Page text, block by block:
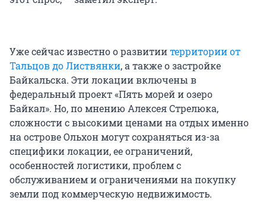
Уже сейчас известно о развитиитерритории от
Тальцов до Листвянки, а также о застройке
Байкальска. Эти локации включены в
федеральный проект «Пять морей и озеро
Байкал». Но, по мнению Алексея Стрелюка,
сложности с высокими ценами на отдых именно
на острове Ольхон могут сохраняться из-за
специфики локации, ее ограничений,
особенностей логистики, проблем с
обслуживанием и ограничениями на покупку
земли под коммерческую недвижимость.